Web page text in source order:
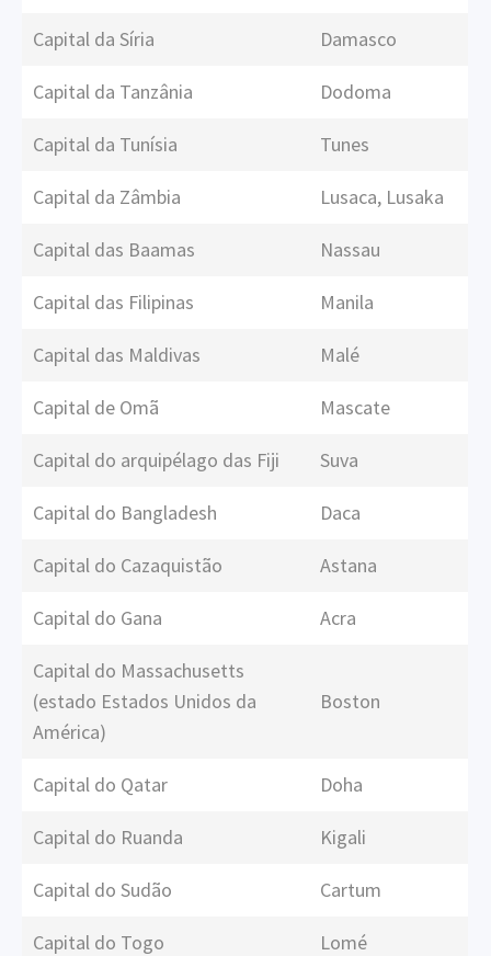
Capital da Síria Damasco
Capital da Tanzânia Dodoma
Capital da Tunísia Tunes
Capital da Zâmbia Lusaca, Lusaka
Capital das Baamas Nassau
Capital das Filipinas Manila
Capital das Maldivas Malé
Capital de Omã Mascate
Capital do arquipélago das Fiji Suva
Capital do Bangladesh Daca
Capital do Cazaquistão Astana
Capital do Gana Acra
Capital do Massachusetts
(estado Estados Unidos da
América)
Boston
Capital do Qatar Doha
Capital do Ruanda Kigali
Capital do Sudão Cartum
Capital do Togo Lomé